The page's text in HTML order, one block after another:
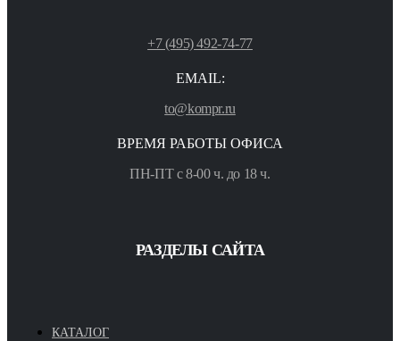
+7 (495) 492-74-77
EMAIL:
to@kompr.ru
ВРЕМЯ РАБОТЫ ОФИСА
ПН-ПТ с 8-00 ч. до 18 ч.
РАЗДЕЛЫ САЙТА
КАТАЛОГ